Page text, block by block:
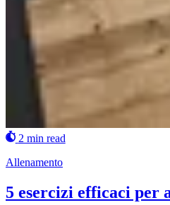
2 min read
Allenamento
5 esercizi efficaci per